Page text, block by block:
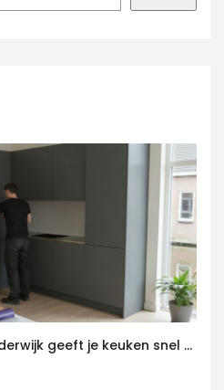
Keuken wrappen in Harderwijk geeft je keuken snel een moderne upgrade